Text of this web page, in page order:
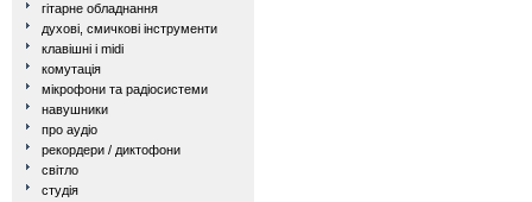
гітарне обладнання
духові, смичкові інструменти
клавішні і midi
комутація
мікрофони та радіосистеми
навушники
про аудіо
рекордери / диктофони
світло
студія